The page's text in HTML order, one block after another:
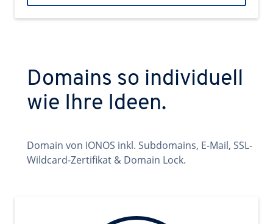
Domains so individuell
wie Ihre Ideen.
Domain von IONOS inkl. Subdomains, E-Mail, SSL-
Wildcard-Zertifikat & Domain Lock.